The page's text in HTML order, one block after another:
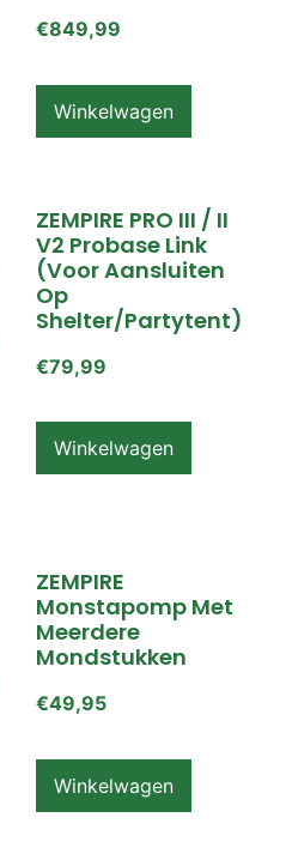
€849,99
Winkelwagen
ZEMPIRE PRO III / II
V2 Probase Link
(voor Aansluiten
Op
Shelter/partytent)
€79,99
Winkelwagen
ZEMPIRE
Monstapomp Met
Meerdere
Mondstukken
€49,95
Winkelwagen